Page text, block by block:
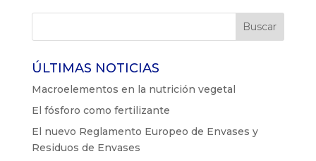
ÚLTIMAS NOTICIAS
Macroelementos en la nutrición vegetal
El fósforo como fertilizante
El nuevo Reglamento Europeo de Envases y
Residuos de Envases